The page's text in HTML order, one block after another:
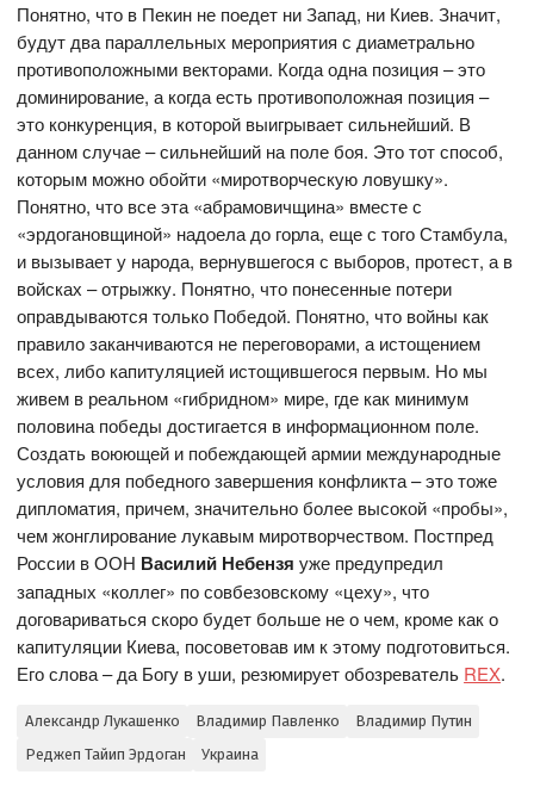
Понятно, что в Пекин не поедет ни Запад, ни Киев. Значит,
будут два параллельных мероприятия с диаметрально
противоположными векторами. Когда одна позиция – это
доминирование, а когда есть противоположная позиция –
это конкуренция, в которой выигрывает сильнейший. В
данном случае – сильнейший на поле боя. Это тот способ,
которым можно обойти «миротворческую ловушку».
Понятно, что все эта «абрамовичщина» вместе с
«эрдогановщиной» надоела до горла, еще с того Стамбула,
и вызывает у народа, вернувшегося с выборов, протест, а в
войсках – отрыжку. Понятно, что понесенные потери
оправдываются только Победой. Понятно, что войны как
правило заканчиваются не переговорами, а истощением
всех, либо капитуляцией истощившегося первым. Но мы
живем в реальном «гибридном» мире, где как минимум
половина победы достигается в информационном поле.
Создать воюющей и побеждающей армии международные
условия для победного завершения конфликта – это тоже
дипломатия, причем, значительно более высокой «пробы»,
чем жонглирование лукавым миротворчеством. Постпред
России в ООН Василий Небензя уже предупредил
западных «коллег» по совбезовскому «цеху», что
договариваться скоро будет больше не о чем, кроме как о
капитуляции Киева, посоветовав им к этому подготовиться.
Его слова – да Богу в уши, резюмирует обозреватель REX.
Александр Лукашенко Владимир Павленко
Владимир Путин
Реджеп Тайип Эрдоган
Украина